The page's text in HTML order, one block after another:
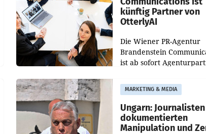
künftig Partner von
OtterlyAI
Die Wiener PR-Agentur
Brandenstein
ist ab sofort
Optimierungsplattform
OtterlyAI. Damit baut die
Agentur ihr
MARKETING & MEDIA
Ungarn: Journalisten
dokumentierten
Manipulation und